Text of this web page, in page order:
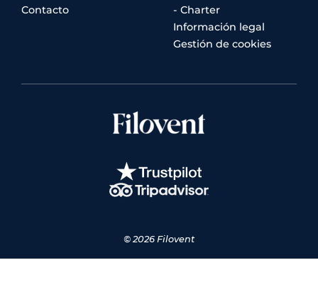
Contacto
- Charter
Información legal
Gestión de cookies
© 2026 Filovent